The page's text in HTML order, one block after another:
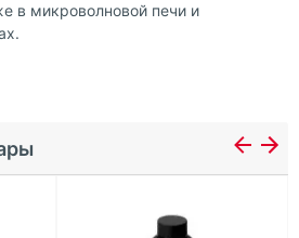
в микроволновой печи и